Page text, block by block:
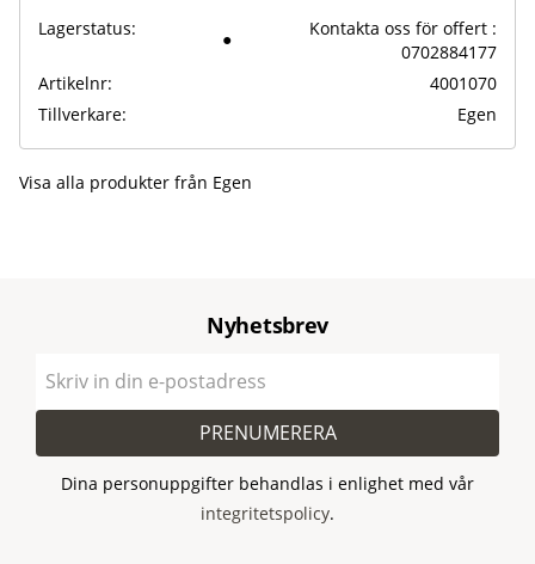
Lagerstatus
Kontakta oss för offert :
0702884177
Artikelnr
4001070
Tillverkare
Egen
Visa alla produkter från Egen
Nyhetsbrev
PRENUMERERA
Dina personuppgifter behandlas i enlighet med vår
integritetspolicy.